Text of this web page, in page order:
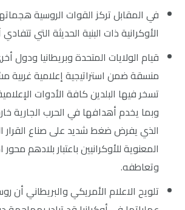
في المقابل تركز القوات الروسية
الأوكرانية ذات البنية الحديثة التي تتفادي
قيام الولايات المتحدة وبريطانيا ودول
منسقة ضمن استراتيجية إعلامية غربية
تسخر فيها البلدين كافة الأدوات
وبما يخدم أهدافها في الحرب الجارية
الذي يفرض ضغط شديد على صناع القرار
المعنوية للأوكرانيين باعتبار بلادهم
وتعاطفه.
تلويح الاعلام الأمريكي والبريطاني أن